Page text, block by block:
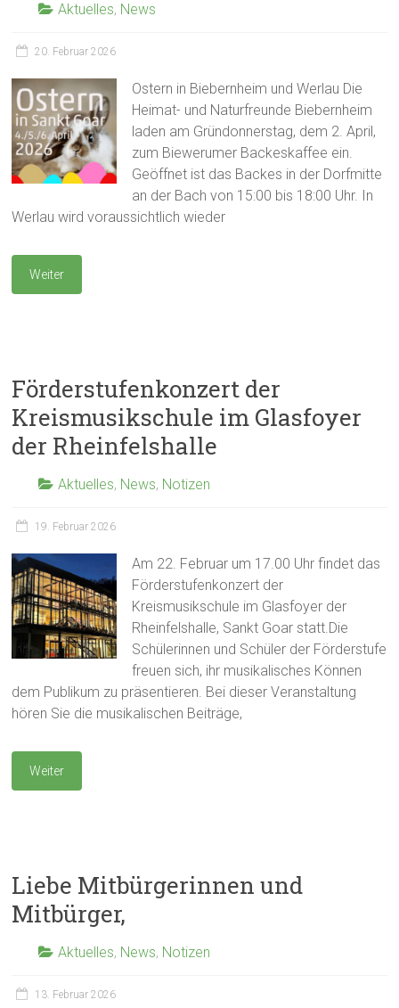
Aktuelles, News
20. Februar 2026
Ostern in Biebernheim und Werlau Die
Heimat- und Naturfreunde Biebernheim
laden am Gründonnerstag, dem 2. April,
zum Biewerumer Backeskaffee ein.
Geöffnet ist das Backes in der Dorfmitte
an der Bach von 15:00 bis 18:00 Uhr. In
Werlau wird voraussichtlich wieder
Weiter
Förderstufenkonzert der
Kreismusikschule im Glasfoyer
der Rheinfelshalle
Aktuelles, News, Notizen
19. Februar 2026
Am 22. Februar um 17.00 Uhr findet das
Förderstufenkonzert der
Kreismusikschule im Glasfoyer der
Rheinfelshalle, Sankt Goar statt.Die
Schülerinnen und Schüler der Förderstufe
freuen sich, ihr musikalisches Können
dem Publikum zu präsentieren. Bei dieser Veranstaltung
hören Sie die musikalischen Beiträge,
Weiter
Liebe Mitbürgerinnen und
Mitbürger,
Aktuelles, News, Notizen
13. Februar 2026